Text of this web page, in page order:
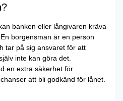
banken eller långivaren kräva
borgensman är en person
tar på sig ansvaret för att
inte kan göra det.
en extra säkerhet för
att bli godkänd för lånet.